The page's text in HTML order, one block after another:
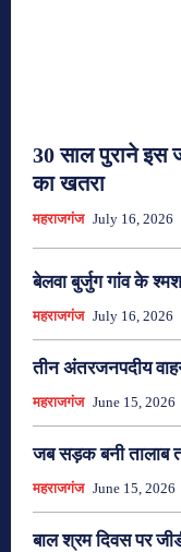
30 साल पुराने इस
का खतरा
महराजगंज July 16, 2026
बेलवा बुर्जुग गांव के
महराजगंज July 16, 2026
तीन अंतरजनपदीय
महराजगंज June 15, 2026
जब सड़क बनी तालाब
महराजगंज June 15, 2026
बाल श्रम दिवस पर